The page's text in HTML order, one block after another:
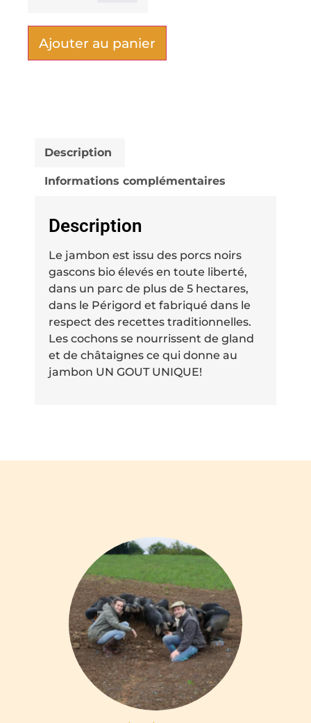
Ajouter au panier
Description
Informations complémentaires
Description
Le jambon est issu des porcs noirs
gascons bio élevés en toute liberté,
dans un parc de plus de 5 hectares,
dans le Périgord et fabriqué dans le
respect des recettes traditionnelles.
Les cochons se nourrissent de gland
et de châtaignes ce qui donne au
jambon UN GOUT UNIQUE!